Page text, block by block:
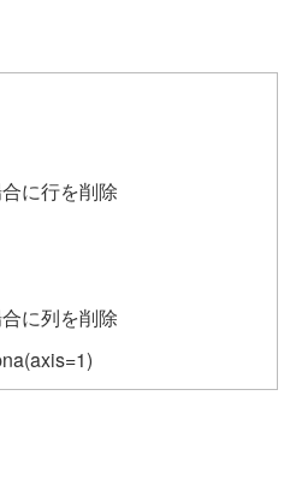
に行を削除
に列を削除